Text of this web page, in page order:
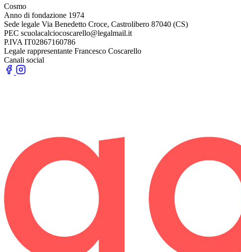
Cosmo
Anno di fondazione 1974
Sede legale Via Benedetto Croce, Castrolibero 87040 (CS)
PEC scuolacalciocoscarello@legalmail.it
P.IVA IT02867160786
Legale rappresentante Francesco Coscarello
Canali social